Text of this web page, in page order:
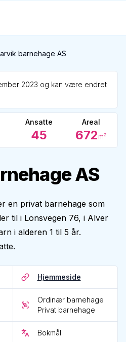
barnehage AS
2023 og kan være endret
Ansatte
45
Areal
672m²
AS
en privat barnehage som
til i Lonsvegen 76, i Alver
i alderen 1 til 5 år.
Hjemmeside
Ordinær barnehage
Privat barnehage
Bokmål